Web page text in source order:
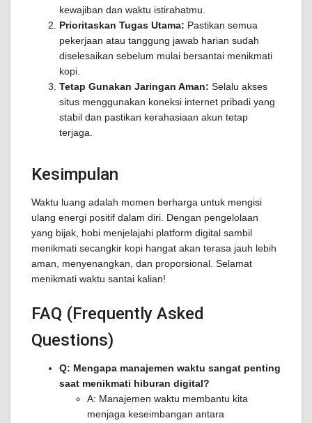
kewajiban dan waktu istirahatmu.
Prioritaskan Tugas Utama: Pastikan semua
pekerjaan atau tanggung jawab harian sudah
diselesaikan sebelum mulai bersantai menikmati
kopi.
Tetap Gunakan Jaringan Aman: Selalu akses
situs menggunakan koneksi internet pribadi yang
stabil dan pastikan kerahasiaan akun tetap
terjaga.
Kesimpulan
Waktu luang adalah momen berharga untuk mengisi
ulang energi positif dalam diri. Dengan pengelolaan
yang bijak, hobi menjelajahi platform digital sambil
menikmati secangkir kopi hangat akan terasa jauh lebih
aman, menyenangkan, dan proporsional. Selamat
menikmati waktu santai kalian!
FAQ (Frequently Asked
Questions)
Q: Mengapa manajemen waktu sangat penting
saat menikmati hiburan digital?
A: Manajemen waktu membantu kita
menjaga keseimbangan antara